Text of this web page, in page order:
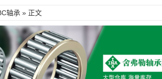
轴承 » 正文